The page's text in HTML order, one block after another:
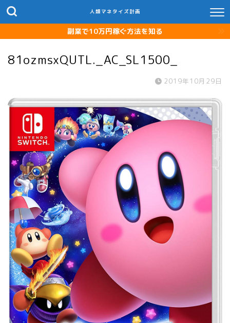
人類マネタイズ計画
副業で10万円稼ぐ方法を知る
81ozmsxQUTL._AC_SL1500_
2019年10月29日